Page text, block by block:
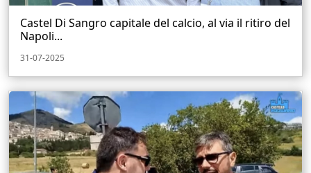
Castel Di Sangro capitale del calcio, al via il ritiro del
Napoli...
31-07-2025